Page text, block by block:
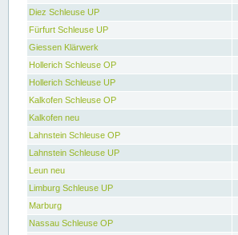
Diez Schleuse UP
Fürfurt Schleuse UP
Giessen Klärwerk
Hollerich Schleuse OP
Hollerich Schleuse UP
Kalkofen Schleuse OP
Kalkofen neu
Lahnstein Schleuse OP
Lahnstein Schleuse UP
Leun neu
Limburg Schleuse UP
Marburg
Nassau Schleuse OP